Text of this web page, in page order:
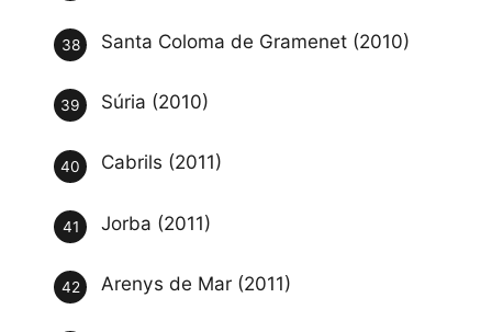
Santa Coloma de Gramenet (2010)
Súria (2010)
Cabrils (2011)
Jorba (2011)
Arenys de Mar (2011)